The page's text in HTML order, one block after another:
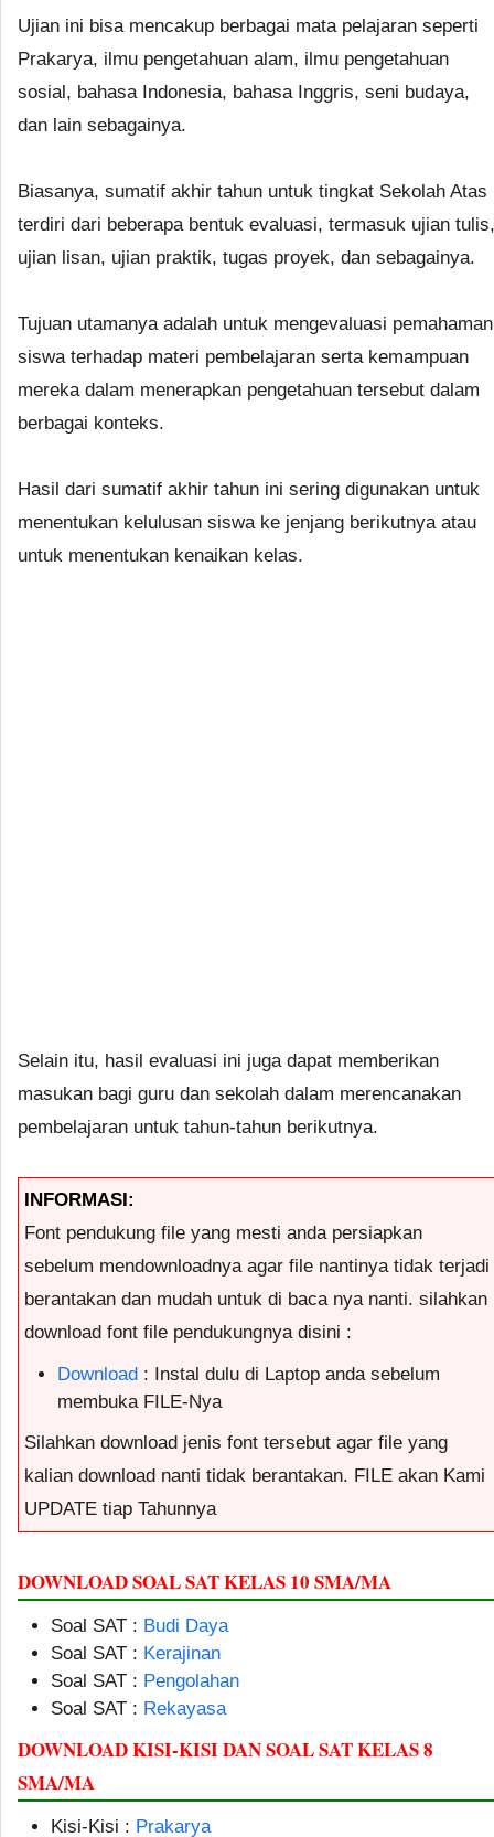
Ujian ini bisa mencakup berbagai mata pelajaran seperti
Prakarya, ilmu pengetahuan alam, ilmu pengetahuan
sosial, bahasa Indonesia, bahasa Inggris, seni budaya,
dan lain sebagainya.
Biasanya, sumatif akhir tahun untuk tingkat Sekolah Atas
terdiri dari beberapa bentuk evaluasi, termasuk ujian tulis,
ujian lisan, ujian praktik, tugas proyek, dan sebagainya.
Tujuan utamanya adalah untuk mengevaluasi pemahaman
siswa terhadap materi pembelajaran serta kemampuan
mereka dalam menerapkan pengetahuan tersebut dalam
berbagai konteks.
Hasil dari sumatif akhir tahun ini sering digunakan untuk
menentukan kelulusan siswa ke jenjang berikutnya atau
untuk menentukan kenaikan kelas.
Selain itu, hasil evaluasi ini juga dapat memberikan
masukan bagi guru dan sekolah dalam merencanakan
pembelajaran untuk tahun-tahun berikutnya.
INFORMASI:
Font pendukung file yang mesti anda persiapkan
sebelum mendownloadnya agar file nantinya tidak terjadi
berantakan dan mudah untuk di baca nya nanti. silahkan
download font file pendukungnya disini :
Download : Instal dulu di Laptop anda sebelum
membuka FILE-Nya
Silahkan download jenis font tersebut agar file yang
kalian download nanti tidak berantakan. FILE akan Kami
UPDATE tiap Tahunnya
DOWNLOAD SOAL SAT KELAS 10 SMA/MA
Soal SAT : Budi Daya
Soal SAT : Kerajinan
Soal SAT : Pengolahan
Soal SAT : Rekayasa
DOWNLOAD KISI-KISI DAN SOAL SAT KELAS 8
SMA/MA
Kisi-Kisi : Prakarya